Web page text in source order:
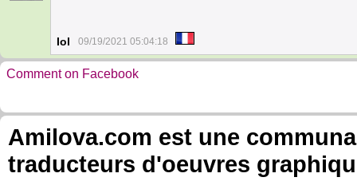
Iol 09/19/2021 05:04:18
Comment on Facebook
Amilova.com est une
traducteurs d'oeuvres